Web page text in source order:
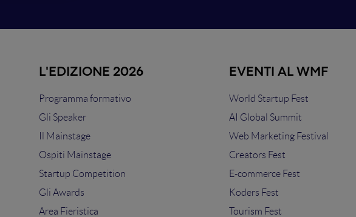
L'EDIZIONE 2026
Programma formativo
Gli Speaker
Il Mainstage
Ospiti Mainstage
Startup Competition
Gli Awards
Area Fieristica
EVENTI AL WMF
World Startup Fest
AI Global Summit
Web Marketing Festival
Creators Fest
E-commerce Fest
Koders Fest
Tourism Fest